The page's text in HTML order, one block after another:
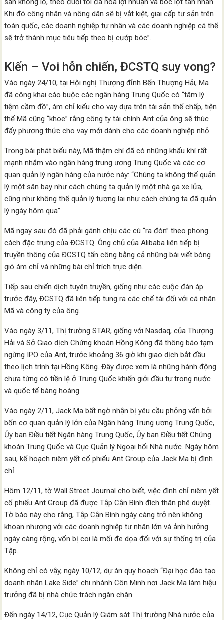
sản khổng lồ, theo đuổi tối đa hóa lợi nhuận và bóc lột tàn nhẫn.
Khi đó công nhân và nông dân sẽ bị vắt kiệt, giai cấp tư sản trên
toàn quốc, các doanh nghiệp tư nhân và các doanh nghiệp cá thể
sẽ trở thành mục tiêu tiếp theo bị cướp bóc”.
Kiến – Voi hỗn chiến, ĐCSTQ suy vong?
Vào ngày 24/10, tại Hội nghị Thượng đỉnh Bến Thượng Hải, Ma
đã công khai cáo buộc các ngân hàng Trung Quốc có “tâm lý
tiệm cầm đồ”, ám chỉ kiểu cho vay dựa trên tài sản thế chấp, tiện
thể Mã cũng “khoe” rằng công ty tài chính Ant của ông sẽ thúc
đẩy phương thức cho vay mới dành cho các doanh nghiệp nhỏ.
Trong bài phát biểu này, Mã thậm chí đã có những khẩu khí rất
mạnh nhắm vào ngân hàng trung ương Trung Quốc và các cơ
quan quản lý ngân hàng của nước này: “Chúng ta không thể quản
lý một sân bay như cách chúng ta quản lý một nhà ga xe lửa,
cũng như không thể quản lý tương lai như cách chúng ta đã quản
lý ngày hôm qua”.
Mã ngay sau đó đã phải gánh chịu các cú “ra đòn” theo phong
cách đặc trưng của ĐCSTQ. Ông chủ của Alibaba liên tiếp bị
truyền thông của ĐCSTQ tấn công bằng cả những bài viếtbóng
gió ám chỉ và những bài chỉ trích trực diện.
Tiếp sau chiến dịch tuyên truyền, giống như các cuộc đàn áp
trước đây, ĐCSTQ đã liên tiếp tung ra các chế tài đối với cá nhân
Mã và công ty của ông.
Vào ngày 3/11, Thị trường STAR, giống với Nasdaq, của Thượng
Hải và Sở Giao dịch Chứng khoán Hồng Kông đã thông báo tạm
ngừng IPO của Ant, trước khoảng 36 giờ khi giao dịch bắt đầu
theo lịch trình tại Hồng Kông. Đây được xem là những hành động
chưa từng có tiền lệ ở Trung Quốc khiến giới đầu tư trong nước
và quốc tế bàng hoàng.
Vào ngày 2/11, Jack Ma bất ngờ nhận bịyêu cầu phỏng vấn bởi
bốn cơ quan quản lý lớn của Ngân hàng Trung ương Trung Quốc,
Ủy ban Điều tiết Ngân hàng Trung Quốc, Ủy ban Điều tiết Chứng
khoán Trung Quốc và Cục Quản lý Ngoại hối Nhà nước. Ngày hôm
sau, kế hoạch niêm yết cổ phiếu Ant Group của Jack Ma bị đình
chỉ.
Hôm 12/11, tờ Wall Street Journal cho biết, việc đình chỉ niêm yết
cổ phiếu Ant Group đã được Tập Cận Bình đích thân phê duyệt.
Tờ báo này cho rằng, Tập Cận Bình ngày càng trở nên không
khoan nhượng với các doanh nghiệp tư nhân lớn và ảnh hưởng
ngày càng rộng, vốn bị coi là mối đe dọa đối với sự thống trị của
Tập.
Không chỉ có vậy, ngày 10/12, dự án quy hoạch “Đại học đào tạo
doanh nhân Lake Side” chi nhánh Côn Minh nơi Jack Ma làm hiệu
trưởng đã bị nhà chức trách ngăn chặn.
Đến ngày 14/12, Cục Quản lý Giám sát Thị trường Nhà nước của